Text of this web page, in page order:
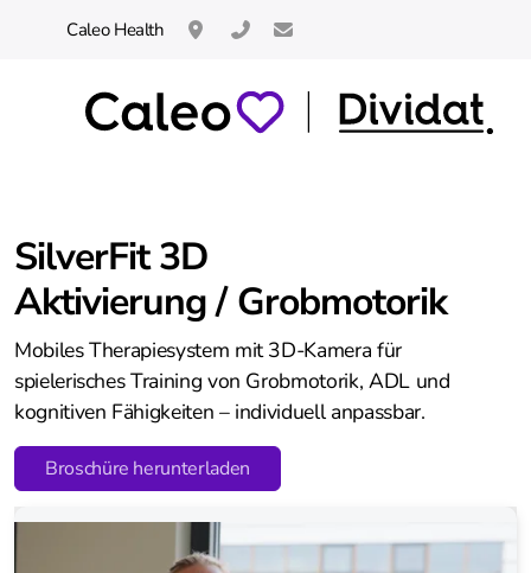
Caleo Health Neuhofstrasse 14 / 8834 Schindellegi /
044 621 60 66
SilverFit 3D
Aktivierung / Grobmotorik
Mobiles Therapiesystem mit 3D-Kamera für
spielerisches Training von Grobmotorik, ADL und
kognitiven Fähigkeiten – individuell anpassbar.
Broschüre herunterladen
HUR Kraftgeräte
THERA-Trainer
Cycling
toro